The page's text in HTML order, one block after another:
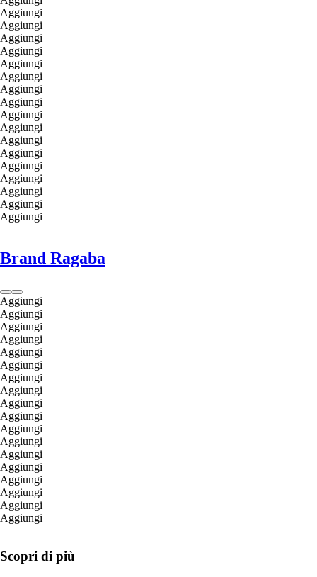
Aggiungi
Aggiungi
Aggiungi
Aggiungi
Aggiungi
Aggiungi
Aggiungi
Aggiungi
Aggiungi
Aggiungi
Aggiungi
Aggiungi
Aggiungi
Aggiungi
Aggiungi
Aggiungi
Aggiungi
Brand Ragaba
Aggiungi
Aggiungi
Aggiungi
Aggiungi
Aggiungi
Aggiungi
Aggiungi
Aggiungi
Aggiungi
Aggiungi
Aggiungi
Aggiungi
Aggiungi
Aggiungi
Aggiungi
Aggiungi
Aggiungi
Aggiungi
Scopri di più